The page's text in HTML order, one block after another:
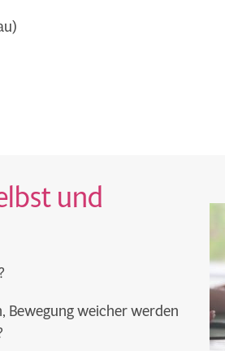
und
weicher werden